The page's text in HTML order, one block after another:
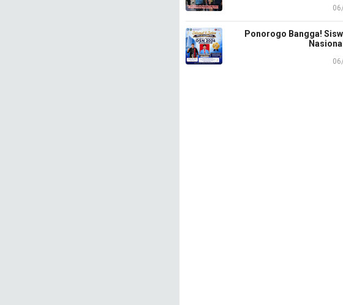
Ponorogo Bangga!